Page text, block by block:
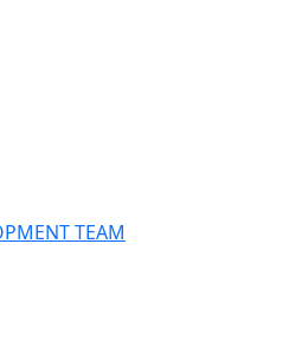
TEAM